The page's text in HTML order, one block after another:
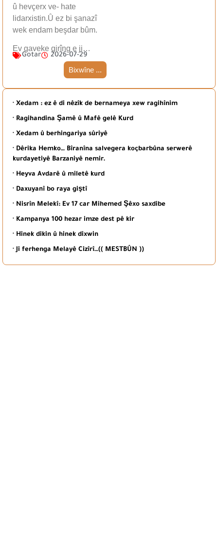
û hevçerx ve- hate
lidarxistin.Û ez bi şanazî
wek endam beşdar bûm.
Ev gaveke girîng e ji…
Gotar 2026-07-29
Bixwîne ...
· Xedam : ez ê di nêzîk de bernameya xew ragihînim
· Ragihandina Şamê û Mafê gelê Kurd
· Xedam û berhingariya sûriyê
· Dêrika Hemko… Bîranîna salvegera koçbarbûna serwerê
kurdayetiyê Barzaniyê nemir.
· Heyva Avdarê û miletê kurd
· Daxuyanî bo raya giştî
· Nisrîn Melekî: Ev 17 car Mihemed Şêxo saxdibe
· Kampanya 100 hezar imze dest pê kir
· Hinek dikin û hinek dixwin
· Ji ferhenga Melayê Cizîrî…(( MESTBÛN ))